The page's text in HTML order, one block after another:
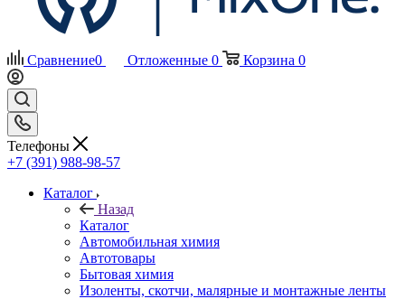
Сравнение0 Отложенные 0 Корзина 0
Телефоны
+7 (391) 988-98-57
Каталог
Назад
Каталог
Автомобильная химия
Автотовары
Бытовая химия
Изоленты, скотчи, малярные и монтажные ленты